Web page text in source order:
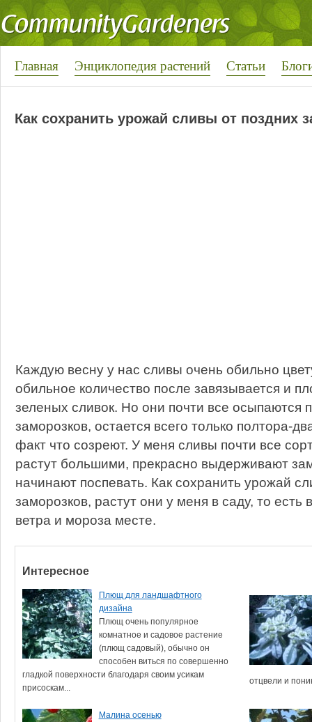
Главная Энциклопедия растений Статьи
Как сохранить урожай сливы от поздних
Каждую весну у нас сливы очень обильно
обильное количество после завязывается и
зеленых сливок. Но они почти все осыпаются
заморозков, остается всего только полтора-
факт что созреют. У меня сливы почти все
растут большими, прекрасно выдерживают
начинают поспевать. Как сохранить урожай
заморозков, растут они у меня в саду, то
ветра и мороза месте.
Интересное
Плющ для ландшафтного
дизайна
Плющ очень популярное
комнатное и садовое растение
(плющ садовый), обычно он
способен виться по совершенно
гладкой поверхности благодаря своим усикам
присоскам...
отцвели и
Малина осенью